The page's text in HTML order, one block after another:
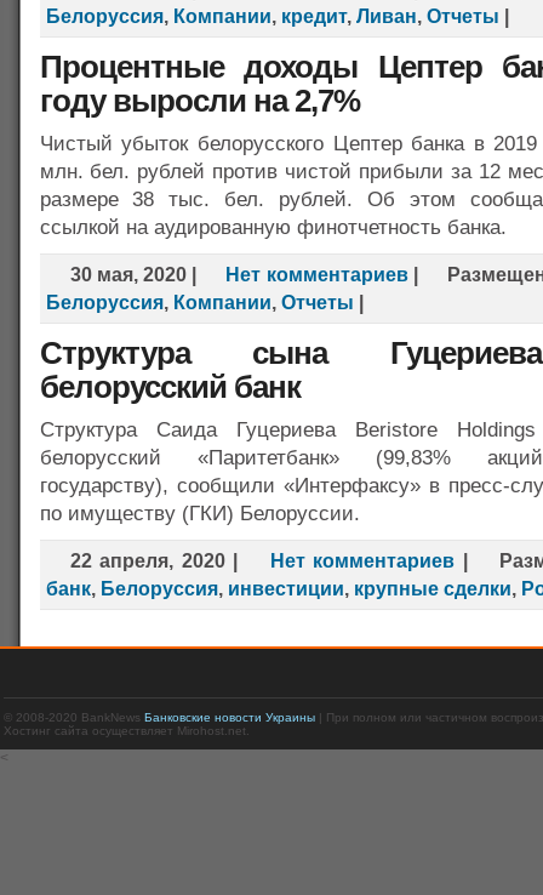
Белоруссия, Компании, кредит, Ливан, Отчеты
Процентные доходы Цептер
году выросли на 2,7%
Чистый убыток белорусского Цептер банка в
млн. бел. рублей против чистой прибыли за 12
размере 38 тыс. бел. рублей. Об этом
ссылкой на аудированную финотчетность банка.
30 мая, 2020| Нет комментариев
Белоруссия, Компании, Отчеты
Структура сына
белорусский банк
Структура Саида Гуцериева Beristore
белорусский «Паритетбанк» (99,83%
государству), сообщили «Интерфаксу» в пресс-
по имуществу (ГКИ) Белоруссии.
22 апреля, 2020| Нет комментариев
банк, Белоруссия, инвестиции, крупные сделки,
© 2008-2020 BankNews Банковские новости Украины| При полном или частичном
Хостинг сайта осуществляет Mirohost.net.
<